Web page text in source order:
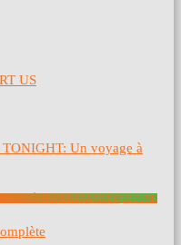
À TRAVERS LA MUSIQUE FUNK